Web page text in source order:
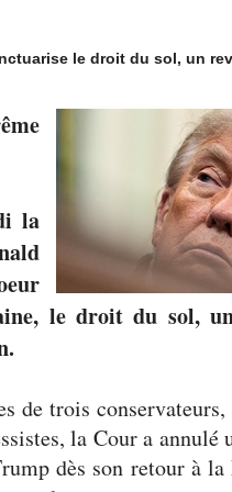
le droit du sol, un
la
le droit du sol,
de trois
la Cour a annulé
dès son retour à